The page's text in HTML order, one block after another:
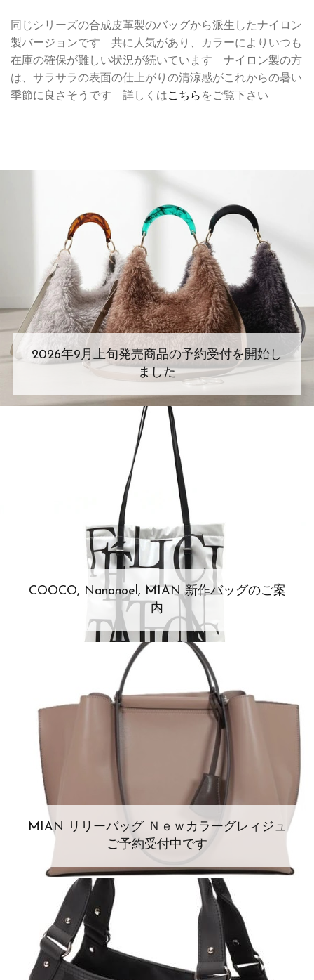
同じシリーズの合成皮革製のバッグから派生したナイロン
製バージョンです 共に人気があり、カラーによりいつも
在庫の確保が難しい状況が続いています ナイロン製の方
は、サラサラの表面の仕上がりの清涼感がこれからの暑い
季節に良さそうです 詳しくはこちら をご覧下さい
2026年9月上旬発売商品の予約受付を開始し
ました
COOCO, Nananoel, MIAN 新作バッグのご案
内
MIAN リリーバッグ Ｎｅｗカラーグレィジュ
ご予約受付中です